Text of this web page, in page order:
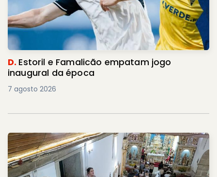
D. Estoril e Famalicão empatam jogo
inaugural da época
7 agosto 2026